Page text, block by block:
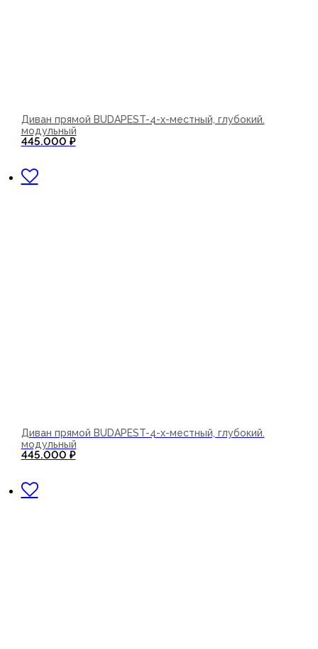
Диван прямой BUDAPEST-4-х-местный, глубокий.
модульный
445.000 ₽
Диван прямой BUDAPEST-4-х-местный, глубокий.
модульный
445.000 ₽